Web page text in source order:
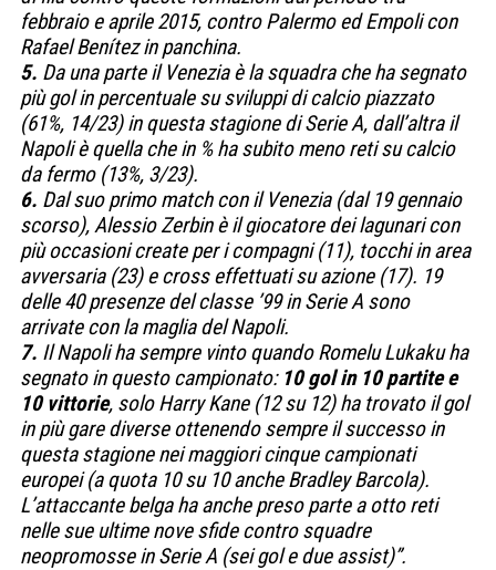
febbraio e aprile 2015, contro Palermo ed Empoli con
Rafael Benítez in panchina.
5. Da una parte il Venezia è la squadra che ha segnato
più gol in percentuale su sviluppi di calcio piazzato
(61%, 14/23) in questa stagione di Serie A, dall’altra il
Napoli è quella che in % ha subito meno reti su calcio
da fermo (13%, 3/23).
6. Dal suo primo match con il Venezia (dal 19 gennaio
scorso), Alessio Zerbin è il giocatore dei lagunari con
più occasioni create per i compagni (11), tocchi in area
avversaria (23) e cross effettuati su azione (17). 19
delle 40 presenze del classe ’99 in Serie A sono
arrivate con la maglia del Napoli.
7. Il Napoli ha sempre vinto quando Romelu Lukaku ha
segnato in questo campionato: 10 gol in 10 partite e
10 vittorie, solo Harry Kane (12 su 12) ha trovato il gol
in più gare diverse ottenendo sempre il successo in
questa stagione nei maggiori cinque campionati
europei (a quota 10 su 10 anche Bradley Barcola).
L’attaccante belga ha anche preso parte a otto reti
nelle sue ultime nove sfide contro squadre
neopromosse in Serie A (sei gol e due assist)”.